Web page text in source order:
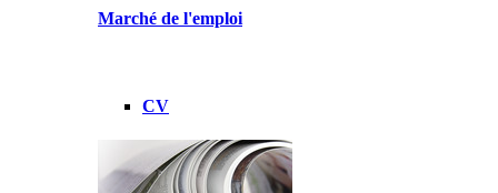
Marché de l'emploi
CV